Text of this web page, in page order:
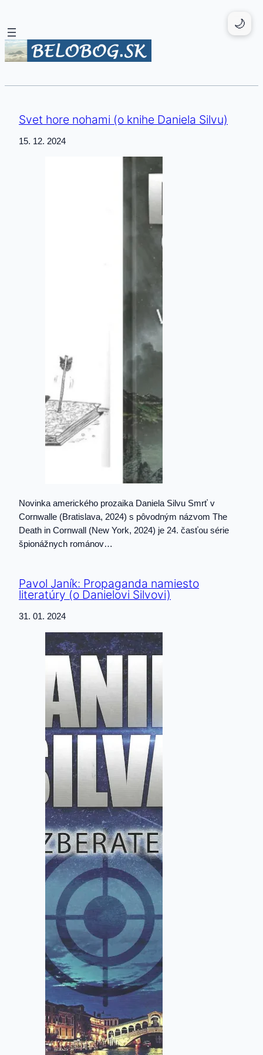
obsah
Svet hore nohami (o knihe Daniela Silvu)
15. 12. 2024
Novinka amerického prozaika Daniela Silvu Smrť v
Cornwalle (Bratislava, 2024) s pôvodným názvom The
Death in Cornwall (New York, 2024) je 24. časťou série
špionážnych románov…
Pavol Janík: Propaganda namiesto
literatúry (o Danielovi Silvovi)
31. 01. 2024
🌙